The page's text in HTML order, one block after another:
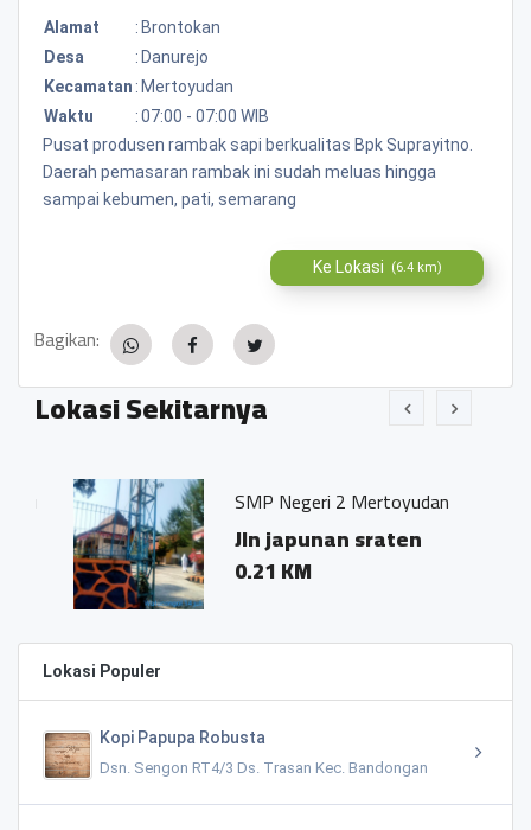
Alamat : Brontokan
Desa
: Danurejo
Kecamatan : Mertoyudan
Waktu
:07:00 - 07:00 WIB
Pusat produsen rambak sapi berkualitas Bpk Suprayitno.
Daerah pemasaran rambak ini sudah meluas hingga
sampai kebumen, pati, semarang
Ke Lokasi (6.4 km)
Bagikan:
Lokasi Sekitarnya
SMP Negeri 2 Mertoyudan
Jln japunan sraten
0.21 KM
Lokasi Populer
Kopi Papupa Robusta
Dsn. Sengon RT4/3 Ds. Trasan Kec. Bandongan